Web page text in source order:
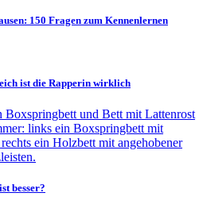
150 Fragen zum Kennenlernen
ist die Rapperin wirklich
besser?